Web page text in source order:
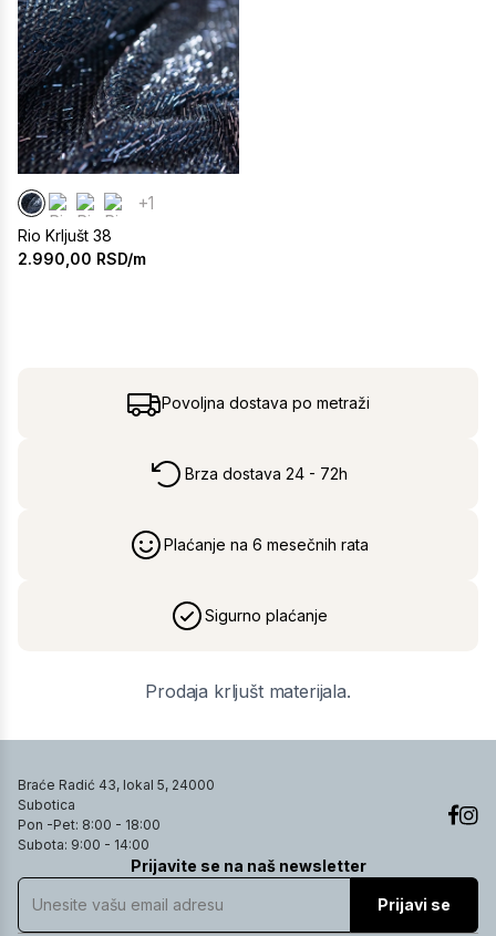
+1
Rio Krljušt 38
2.990,00 RSD/m
Povoljna dostava po metraži
Brza dostava 24 - 72h
Plaćanje na 6 mesečnih rata
Sigurno plaćanje
Prodaja krljušt materijala.
Braće Radić 43, lokal 5, 24000
Subotica
Pon -Pet: 8:00 - 18:00
Subota: 9:00 - 14:00
Prijavite se na naš newsletter
Prijavi se